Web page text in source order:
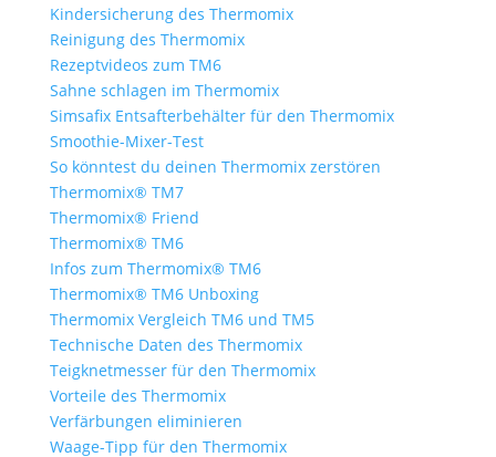
Kindersicherung des Thermomix
Reinigung des Thermomix
Rezeptvideos zum TM6
Sahne schlagen im Thermomix
Simsafix Entsafterbehälter für den Thermomix
Smoothie-Mixer-Test
So könntest du deinen Thermomix zerstören
Thermomix® TM7
Thermomix® Friend
Thermomix® TM6
Infos zum Thermomix® TM6
Thermomix® TM6 Unboxing
Thermomix Vergleich TM6 und TM5
Technische Daten des Thermomix
Teigknetmesser für den Thermomix
Vorteile des Thermomix
Verfärbungen eliminieren
Waage-Tipp für den Thermomix